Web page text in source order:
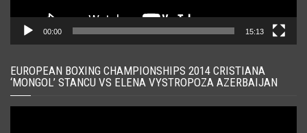
00:00 15:13
EUROPEAN BOXING CHAMPIONSHIPS 2014 CRISTIANA
‘MONGOL’ STANCU VS ELENA VYSTROPOZA AZERBAIJAN